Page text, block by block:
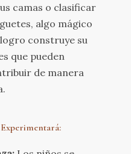
camas o clasificar
algo mágico
construye su
que pueden
de manera